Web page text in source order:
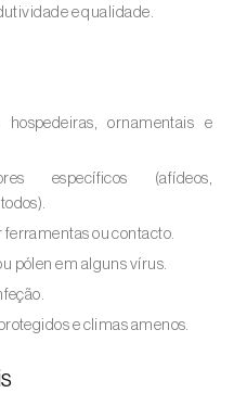
e qualidade.
ornamentais e
específicos (afídeos,
ou contacto.
pólen em alguns vírus.
e climas amenos.